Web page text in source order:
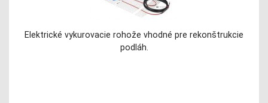
Elektrické vykurovacie rohože vhodné pre rekonštrukcie
podláh.